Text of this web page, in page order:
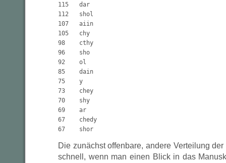
115   dar
112   shol
107   aiin
105   chy
98    cthy
96    sho
92    ol
85    dain
75    y
73    chey
70    shy
69    ar
67    chedy
Die zunächst offenbare, andere Verteilung
schnell, wenn man einen Blick in das